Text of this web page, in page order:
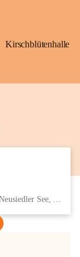
Kirschblütenhalle
Eisenstädter Straße 18, 7091 Breitenbrunn am Neusiedler See, AUT